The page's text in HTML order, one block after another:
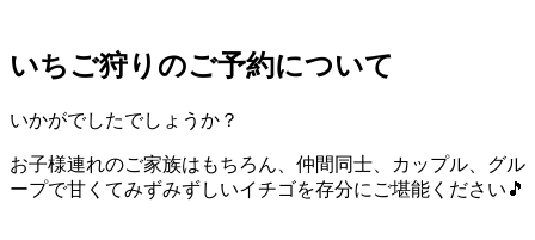
いちご狩りのご予約について
いかがでしたでしょうか？
お子様連れのご家族はもちろん、仲間同士、カップル、グル
ープで甘くてみずみずしいイチゴを存分にご堪能ください🎵